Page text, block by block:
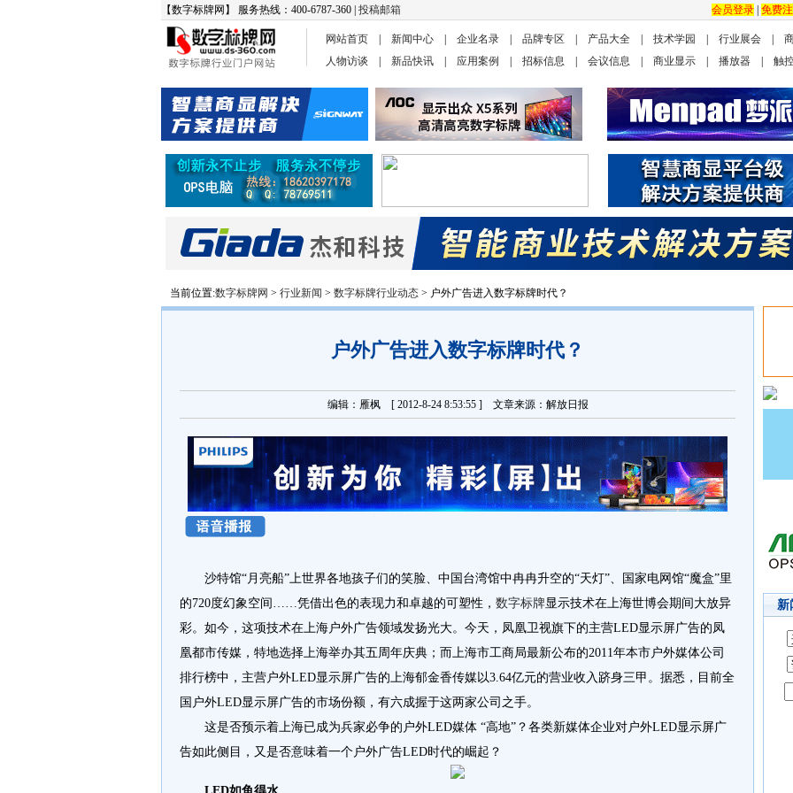
【数字标牌网】 服务热线：400-6787-360 | 投稿邮箱 会员登录 免费
网站首页 新闻中心 企业名录 品牌专区 产品大全 技术学园 行业展会
人物访谈
新品快讯 应用案例 招标信息 会议信息 商业显示 播放器 触
当前位置:数字标牌网 > 行业新闻 > 数字标牌行业动态 > 户外广告进入数字标牌时代？
户外广告进入数字标牌时代？
编辑：雁枫 [ 2012-8-24 8:53:55 ] 文章来源：解放日报
沙特馆“月亮船”上世界各地孩子们的笑脸、中国台湾馆中冉冉升空的“天灯”、国家电网馆“魔盒”里
的720度幻象空间……凭借出色的表现力和卓越的可塑性， 数字标牌显示技术在上海世博会期间大放异
彩。如今，这项技术在上海户外广告领域发扬光大。今天，凤凰卫视旗下的主营LED显示屏广告的凤
凰都市传媒，特地选择上海举办其五周年庆典；而上海市工商局最新公布的2011年本市户外媒体公司
排行榜中，主营户外LED显示屏广告的上海郁金香传媒以3.64亿元的营业收入跻身三甲。据悉，目前全
国户外LED显示屏广告的市场份额，有六成握于这两家公司之手。
这是否预示着上海已成为兵家必争的户外LED媒体 “高地”？各类新媒体企业对户外LED显示屏广
告如此侧目，又是否意味着一个户外广告LED时代的崛起？
新